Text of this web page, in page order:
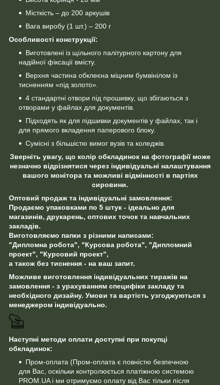
Місткість – до 200 аркушів
Вага виробу (1 шт.) – 200 г
Особливості конструкції:
Виготовлені із щільного палітурного картону для
надійної фіксації вмісту.
Верхня частина обклеєна міцним бумвінілом із
тисненням «під золото».
4 стандартні отвори під прошивку, що збігаються з
отворами у файлах для документів.
Підходять як для підшивки документів у файлах, так і
для прямого вкладення паперового блоку.
Сумісні з більшістю вимог вузів та коледжів.
Зверніть увагу, що колір обкладинок на фотографії може
незначно відрізнятися через індивідуальні налаштування
вашого монітора та можливі відмінності в партіях
сировини.
Оптовий продаж та індивідуальні замовлення:
Продаємо упаковками по 5 штук - ідеально для
магазинів, друкарень, оптових точок та навчальних
закладів.
Виготовляємо папки з різними написами:
"Дипломна робота", "Курсова робота", "Дипломний
проект", "Курсовий проект",
а також без тиснення - на ваш запит.
Можливе виготовлення індивідуальних тиражів на
замовлення - з урахуванням специфіки закладу та
необхідного дизайну. Умови та вартість узгоджуються з
менеджером індивідуально.
Наступні методи оплати доступні при покупці
обкладинок:
Пром-оплата (Пром-оплата є повністю безпечною
для Вас, оскільки контролюється платіжною системою
PROM.UA і ми отримуємо оплату від Вас тільки після